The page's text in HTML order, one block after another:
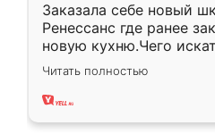
Заказала себе новый
Ренессанс где ранее
новую кухню.Чего
вполне довольна.
два года, нареканий нет.
Читать полностью